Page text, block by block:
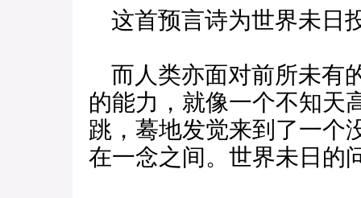
这首预言诗为世界未日
而人类亦面对前所未有
的能力，就像一个不知天
跳，蓦地发觉来到了一个
在一念之间。世界未日的